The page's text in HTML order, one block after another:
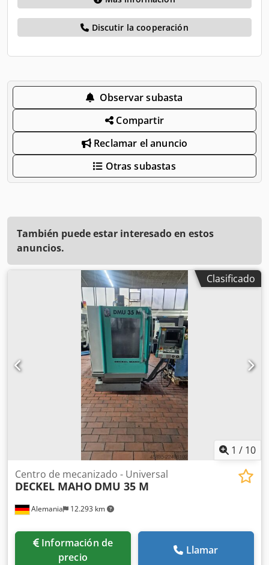
Discutir la cooperación
Observar subasta
Compartir
Reclamar el anuncio
Otras subastas
También puede estar interesado en estos
anuncios.
Clasificado
1 / 10
Alemania 12.293 km
Centro de mecanizado - Universal
DECKEL MAHO DMU 35 M
Información de
precio
Llamar